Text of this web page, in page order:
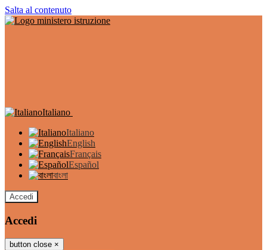
Salta al contenuto
Italiano
Italiano
English
Français
Español
বাংলা
Accedi
Accedi
button close ×